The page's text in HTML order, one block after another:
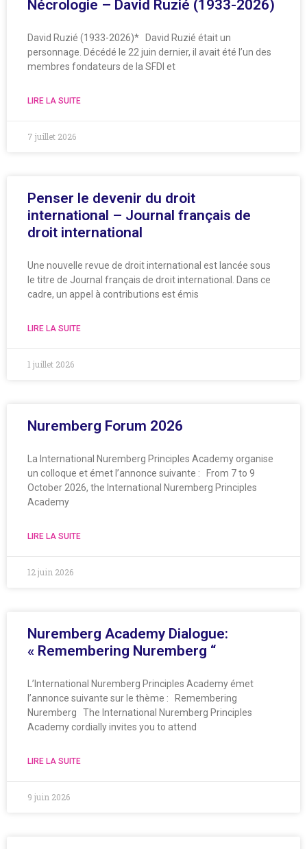
Nécrologie – David Ruzié (1933-2026)
David Ruzié (1933-2026)* David Ruzié était un
personnage. Décédé le 22 juin dernier, il avait été l’un des
membres fondateurs de la SFDI et
LIRE LA SUITE
7 juillet 2026
Penser le devenir du droit
international – Journal français de
droit international
Une nouvelle revue de droit international est lancée sous
le titre de Journal français de droit international. Dans ce
cadre, un appel à contributions est émis
LIRE LA SUITE
1 juillet 2026
Nuremberg Forum 2026
La International Nuremberg Principles Academy organise
un colloque et émet l’annonce suivante : From 7 to 9
October 2026, the International Nuremberg Principles
Academy
LIRE LA SUITE
12 juin 2026
Nuremberg Academy Dialogue:
« Remembering Nuremberg “
L’International Nuremberg Principles Academy émet
l’annonce suivante sur le thème : Remembering
Nuremberg The International Nuremberg Principles
Academy cordially invites you to attend
LIRE LA SUITE
9 juin 2026